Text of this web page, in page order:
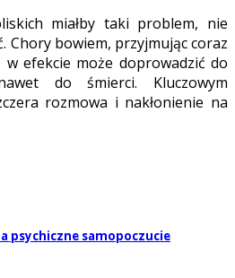
miałby taki problem, nie
Chory bowiem, przyjmując coraz
efekcie może doprowadzić do
do śmierci. Kluczowym
rozmowa i nakłonienie na
psychiczne samopoczucie